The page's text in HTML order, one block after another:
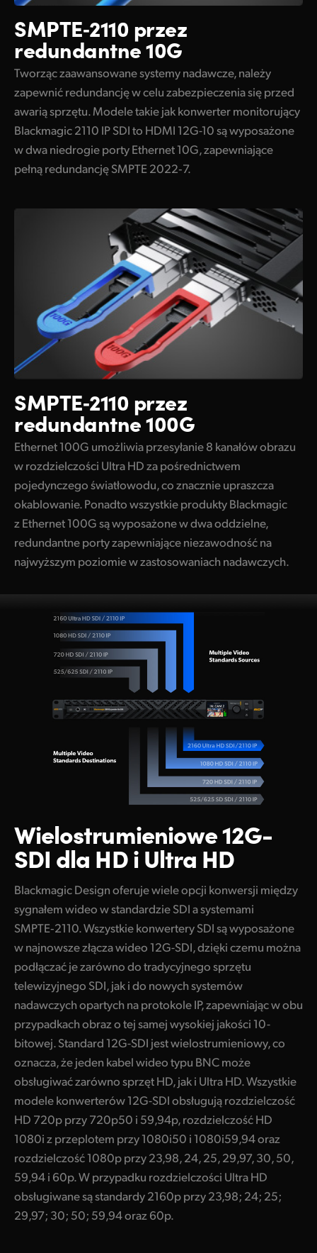
SMPTE‑2110 przez
redundantne 10G
Tworząc zaawansowane systemy nadawcze, należy
zapewnić redundancję w celu zabezpieczenia się przed
awarią sprzętu. Modele takie jak konwerter monitorujący
Blackmagic 2110 IP SDI to HDMI 12G-10 są wyposażone
w dwa niedrogie porty Ethernet 10G, zapewniające
pełną redundancję SMPTE 2022‑7.
SMPTE‑2110 przez
redundantne 100G
Ethernet 100G umożliwia przesyłanie 8 kanałów obrazu
w rozdzielczości Ultra HD za pośrednictwem
pojedynczego światłowodu, co znacznie upraszcza
okablowanie. Ponadto wszystkie produkty Blackmagic
z Ethernet 100G są wyposażone w dwa oddzielne,
redundantne porty zapewniające niezawodność na
najwyższym poziomie w zastosowaniach nadawczych.
Wielostrumieniowe12G-
SDI dla HD i Ultra HD
Blackmagic Design oferuje wiele opcji konwersji między
sygnałem wideo w standardzie SDI a systemami
SMPTE‑2110. Wszystkie konwertery SDI są wyposażone
w najnowsze złącza wideo 12G-SDI, dzięki czemu można
podłączać je zarówno do tradycyjnego sprzętu
telewizyjnego SDI, jak i do nowych systemów
nadawczych opartych na protokole IP, zapewniając w obu
przypadkach obraz o tej samej wysokiej jakości 10-
bitowej. Standard 12G-SDI jest wielostrumieniowy, co
oznacza, że jeden kabel wideo typu BNC może
obsługiwać zarówno sprzęt HD, jak i Ultra HD. Wszystkie
modele konwerterów 12G-SDI obsługują rozdzielczość
HD 720p przy 720p50 i 59,94p, rozdzielczość HD
1080i z przeplotem przy 1080i50 i 1080i59,94 oraz
rozdzielczość 1080p przy 23,98, 24, 25, 29,97, 30, 50,
59,94 i 60p. W przypadku rozdzielczości Ultra HD
obsługiwane są standardy 2160p przy 23,98; 24; 25;
29,97; 30; 50; 59,94 oraz 60p.